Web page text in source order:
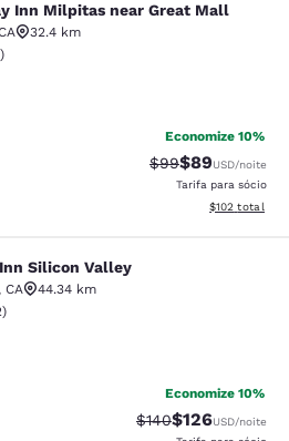
near Great
Inn Milpitas near Great Mall
32.4 km
3.67 estrelas. Bom. 107 avaliações
)
Economize 10%
Tarifa anterior
$99Tarifa com
$89USD/noite
Tarifa para sócio
Exibir
$102 total
Valley
Silicon Valley
CA
44.34 km
3.5 estrelas. Bom. 492 avaliações
)
Economize 10%
Tarifa anterior
$140Tarifa com
$126USD/noite